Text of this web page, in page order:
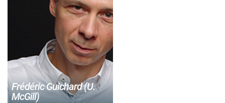
Frédéric Guichard (U.
McGill)